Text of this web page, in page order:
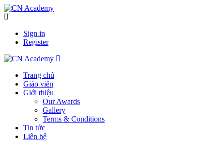
Sign in
Register
Trang chủ
Giáo viên
Giới thiệu
Our Awards
Gallery
Terms & Conditions
Tin tức
Liên hệ